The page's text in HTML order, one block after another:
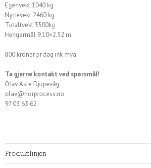
Egenvekt 1040 kg
Nyttevekt 2460 kg
Totaltvekt 3500kg
Hengermål 9.10×2.52 m
800 kroner pr dag ink mva
Ta gjerne kontakt ved spørsmål!
Olav Asle Djupevåg
olav@norprocess.no
97 03 63 62
Produktlinjen